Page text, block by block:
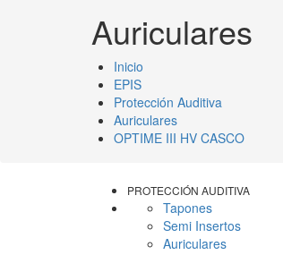
Auriculares
Inicio
EPIS
Protección Auditiva
Auriculares
OPTIME III HV CASCO
PROTECCIÓN AUDITIVA
Tapones
Semi Insertos
Auriculares